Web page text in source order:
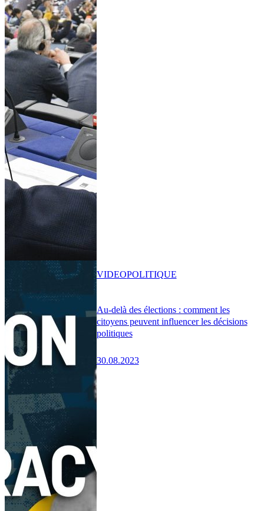
Au-delà des élections : comment les
citoyens peuvent influencer les décisions
politiques
30.08.2023
VIDEOPOLITIQUE